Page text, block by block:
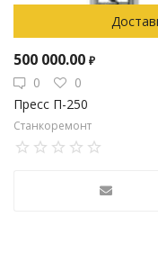
500 000.00 ₽
0
0
Пресс П-250
Станкоремонт